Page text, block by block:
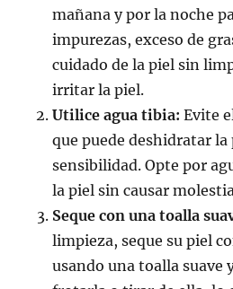
mañana y por la noche
impurezas, exceso de
cuidado de la piel sin
irritar la piel.
Utilice agua tibia: Evite
que puede deshidratar
sensibilidad. Opte por
la piel sin causar
Seque con una toalla
limpieza, seque su piel
usando una toalla suave